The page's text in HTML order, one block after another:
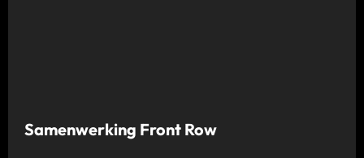
Samenwerking Front Row